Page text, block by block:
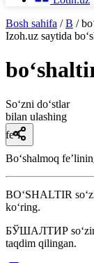
Bosh sahifa / B /
Izoh.uz saytida
So‘zni do‘stlar
bilan ulashing
fe’l
Boʻshalmoq
BO‘SHALTIR
ko‘ring.
БЎШАЛТИР
taqdim qilingan.